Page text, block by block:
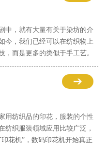
中，就有大量有关于染坊的介
今，我们已经可以在纺织物上
，而是更多的类似于手工艺。
用纺织品的印花，服装的个性
纺织服装领域应用比较广泛，
花机”，数码印花机开始真正